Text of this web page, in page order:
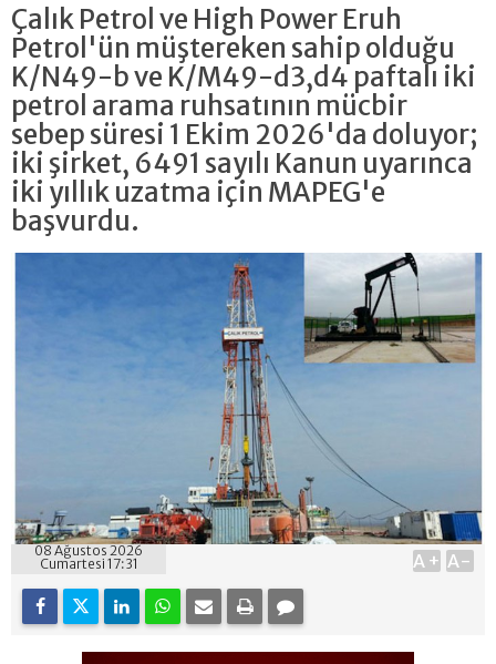
Çalık Petrol ve High Power Eruh
Petrol'ün müştereken sahip olduğu
K/N49-b ve K/M49-d3,d4 paftalı iki
petrol arama ruhsatının mücbir
sebep süresi 1 Ekim 2026'da doluyor;
iki şirket, 6491 sayılı Kanun uyarınca
iki yıllık uzatma için MAPEG'e
başvurdu.
08 Ağustos 2026
Cumartesi 17:31
A+ A-